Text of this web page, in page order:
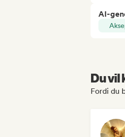
AI-
Du vil
Fordi du